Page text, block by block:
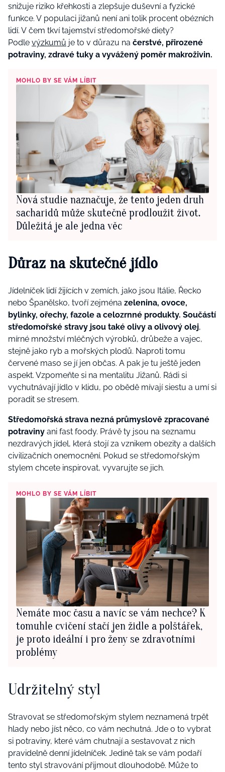
snižuje riziko křehkosti a zlepšuje duševní a fyzické
funkce. V populaci jižanů není ani tolik procent obézních
lidí. V čem tkví tajemství středomořské diety?
Podle výzkumů je to v důrazu na čerstvé, přirozené
potraviny, zdravé tuky a vyvážený poměr makroživin.
MOHLO BY SE VÁM LÍBIT
Nová studie naznačuje, že tento jeden druh
sacharidů může skutečně prodloužit život.
Důležitá je ale jedna věc
Důraz na skutečné jídlo
Jídelníček lidí žijících v zemích, jako jsou Itálie, Řecko
nebo Španělsko, tvoří zejména zelenina, ovoce,
bylinky, ořechy, fazole a celozrnné produkty. Součástí
středomořské stravy jsou také olivy a olivový olej,
mírné množství mléčných výrobků, drůbeže a vajec,
stejně jako ryb a mořských plodů. Naproti tomu
červené maso se jí jen občas. A pak je tu ještě jeden
aspekt. Vzpomeňte si na mentalitu Jižanů. Rádi si
vychutnávají jídlo v klidu, po obědě mívají siestu a umí si
poradit se stresem.
Středomořská strava nezná průmyslově zpracované
potraviny ani fast foody. Právě ty jsou na seznamu
nezdravých jídel, která stojí za vznikem obezity a dalších
civilizačních onemocnění. Pokud se středomořským
stylem chcete inspirovat, vyvarujte se jich.
MOHLO BY SE VÁM LÍBIT
Nemáte moc času a navíc se vám nechce? K
tomuhle cvičení stačí jen židle a polštářek,
je proto ideální i pro ženy se zdravotními
problémy
Udržitelný styl
Stravovat se středomořským stylem neznamená trpět
hlady nebo jíst něco, co vám nechutná. Jde o to vybrat
si potraviny, které vám chutnají a sestavovat z nich
pravidelně denní jídelníček. Jedině tak se vám podaří
tento styl stravování přijmout dlouhodobě. Může to